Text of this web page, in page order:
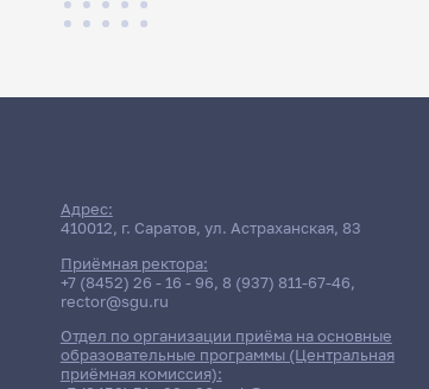
Адрес:
410012, г. Саратов, ул. Астраханская, 83
Приёмная ректора:
+7 (8452) 26 - 16 - 96, 8 (937) 811-67-46,
rector@sgu.ru
Отдел по организации приёма на основные
образовательные программы (Центральная
приёмная комиссия):